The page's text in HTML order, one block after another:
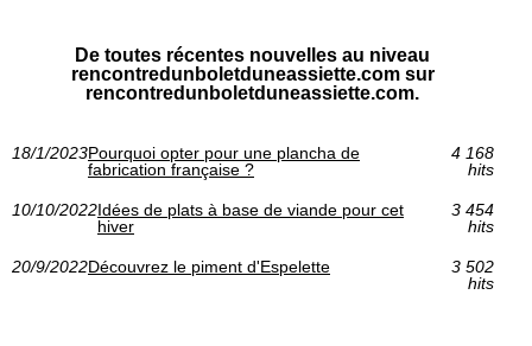
De toutes récentes nouvelles au niveau
rencontredunboletduneassiette.com sur
rencontredunboletduneassiette.com.
18/1/2023Pourquoi opter pour une plancha de
fabrication française ?
4 168
hits
10/10/2022Idées de plats à base de viande pour cet
hiver
3 454
hits
20/9/2022Découvrez le piment d'Espelette
3 502
hits